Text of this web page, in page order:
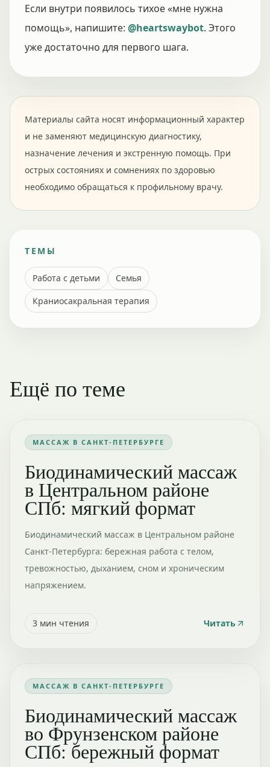
Если внутри появилось тихое «мне нужна
помощь», напишите: @heartswaybot. Этого
уже достаточно для первого шага.
Материалы сайта носят информационный характер
и не заменяют медицинскую диагностику,
назначение лечения и экстренную помощь. При
острых состояниях и сомнениях по здоровью
необходимо обращаться к профильному врачу.
ТЕМЫ
Работа с детьми
Семья
Краниосакральная терапия
Ещё по теме
МАССАЖ В САНКТ-ПЕТЕРБУРГЕ
Биодинамический массаж
в Центральном районе
СПб: мягкий формат
Биодинамический массаж в Центральном районе
Санкт-Петербурга: бережная работа с телом,
тревожностью, дыханием, сном и хроническим
напряжением.
3 мин чтения Читать
МАССАЖ В САНКТ-ПЕТЕРБУРГЕ
Биодинамический массаж
во Фрунзенском районе
СПб: бережный формат